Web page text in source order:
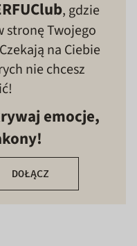
, gdzie
stronę Twojego
na Ciebie
nie chcesz
emocje,
DOŁĄCZ